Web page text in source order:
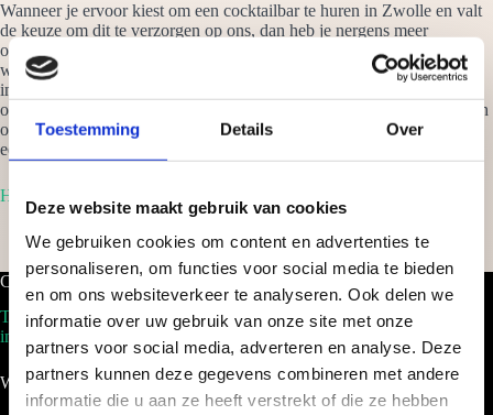
Toestemming Details Over
Deze website maakt gebruik van cookies
We gebruiken cookies om content en advertenties te
personaliseren, om functies voor social media te bieden
en om ons websiteverkeer te analyseren. Ook delen we
informatie over uw gebruik van onze site met onze
partners voor social media, adverteren en analyse. Deze
partners kunnen deze gegevens combineren met andere
informatie die u aan ze heeft verstrekt of die ze hebben
Wanneer je ervoor kiest om een cocktailbar te huren in Zwolle en valt
de keuze om dit te verzorgen op ons, dan heb je nergens meer
omkijken naar. Wij verzorgen alles tot in details en zorgen er voor dat
we jouw festival een spectaculair gebeurtenis maken. Van een klein
intiem feestje thuis, tot eenmega gebeurtenis als een beurs, waar wij
ook staan: het wordt een successtuk. Vraag vrijblijvend een offerte aan
om een cocktailbar te huren in Zwolle en je ontvangt binnen 24 uur
een scherp voorstel op maat!
Home
Cocktailbar.nl
Tel. 088-2035100
info@cocktailbar.nl
Wij werken landelijk!